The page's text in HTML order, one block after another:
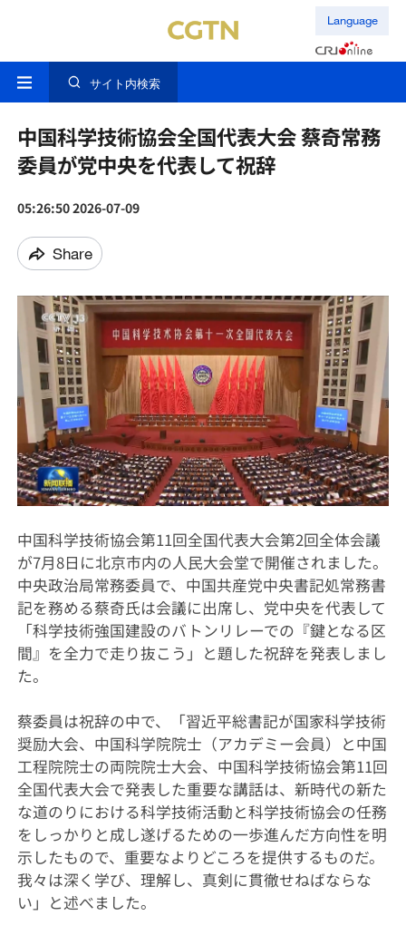
Language
サイト内検索
中国科学技術協会全国代表大会 蔡奇常務
委員が党中央を代表して祝辞
05:26:50 2026-07-09
Share
中国科学技術協会第11回全国代表大会第2回全体会議
が7月8日に北京市内の人民大会堂で開催されました。
中央政治局常務委員で、中国共産党中央書記処常務書
記を務める蔡奇氏は会議に出席し、党中央を代表して
「科学技術強国建設のバトンリレーでの『鍵となる区
間』を全力で走り抜こう」と題した祝辞を発表しまし
た。
蔡委員は祝辞の中で、「習近平総書記が国家科学技術
奨励大会、中国科学院院士（アカデミー会員）と中国
工程院院士の両院院士大会、中国科学技術協会第11回
全国代表大会で発表した重要な講話は、新時代の新た
な道のりにおける科学技術活動と科学技術協会の任務
をしっかりと成し遂げるための一歩進んだ方向性を明
示したもので、重要なよりどころを提供するものだ。
我々は深く学び、理解し、真剣に貫徹せねばならな
い」と述べました。